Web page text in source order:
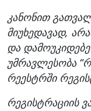
კანონით
მიუხედავად,
და
უმრავლესობა
რეესტრში
რეგისტრაციის